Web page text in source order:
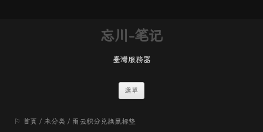
忘川-笔记
臺灣服務器
選單
⚐ 首頁 / 未分类 / 雨云积分兑换鼠标垫